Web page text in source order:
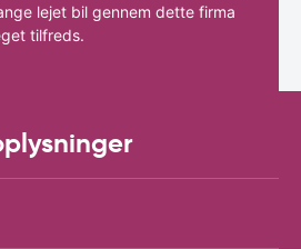
lejet bil gennem dette firma
tilfreds.